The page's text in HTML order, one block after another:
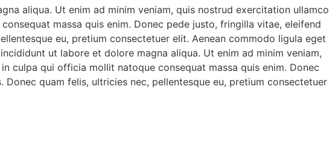
aliqua. Ut enim ad minim veniam, quis nostrud exercitation ullamco
massa quis enim. Donec pede justo, fringilla vitae, eleifend
eu, pretium consectetuer elit. Aenean commodo ligula eget
ut labore et dolore magna aliqua. Ut enim ad minim veniam,
culpa qui officia mollit natoque consequat massa quis enim. Donec
quam felis, ultricies nec, pellentesque eu, pretium consectetuer